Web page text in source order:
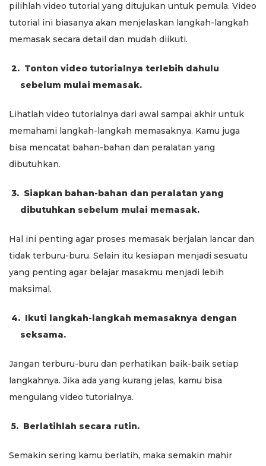
pilihlah video tutorial yang ditujukan untuk pemula. Video
tutorial ini biasanya akan menjelaskan langkah-langkah
memasak secara detail dan mudah diikuti.
2. Tonton video tutorialnya terlebih dahulu
sebelum mulai memasak.
Lihatlah video tutorialnya dari awal sampai akhir untuk
memahami langkah-langkah memasaknya. Kamu juga
bisa mencatat bahan-bahan dan peralatan yang
dibutuhkan.
3. Siapkan bahan-bahan dan peralatan yang
dibutuhkan sebelum mulai memasak.
Hal ini penting agar proses memasak berjalan lancar dan
tidak terburu-buru. Selain itu kesiapan menjadi sesuatu
yang penting agar belajar masakmu menjadi lebih
maksimal.
4. Ikuti langkah-langkah memasaknya dengan
seksama.
Jangan terburu-buru dan perhatikan baik-baik setiap
langkahnya. Jika ada yang kurang jelas, kamu bisa
mengulang video tutorialnya.
5. Berlatihlah secara rutin.
Semakin sering kamu berlatih, maka semakin mahir